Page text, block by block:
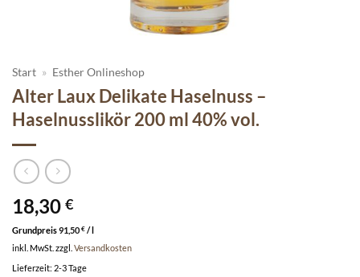
Start » Esther Onlineshop
Alter Laux Delikate Haselnuss –
Haselnusslikör 200 ml 40% vol.
18,30 €
Grundpreis91,50 € /
inkl. MwSt. zzgl. Versandkosten
Lieferzeit: 2-3 Tage